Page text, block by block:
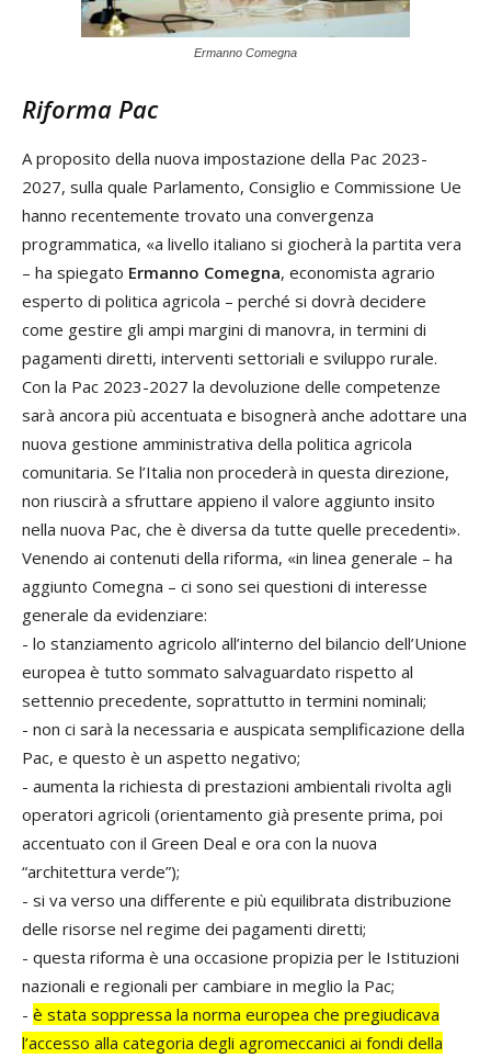
Ermanno Comegna
Riforma Pac
A proposito della nuova impostazione della Pac 2023-
2027, sulla quale Parlamento, Consiglio e Commissione Ue
hanno recentemente trovato una convergenza
programmatica, «a livello italiano si giocherà la partita vera
– ha spiegato Ermanno Comegna, economista agrario
esperto di politica agricola – perché si dovrà decidere
come gestire gli ampi margini di manovra, in termini di
pagamenti diretti, interventi settoriali e sviluppo rurale.
Con la Pac 2023-2027 la devoluzione delle competenze
sarà ancora più accentuata e bisognerà anche adottare una
nuova gestione amministrativa della politica agricola
comunitaria. Se l’Italia non procederà in questa direzione,
non riuscirà a sfruttare appieno il valore aggiunto insito
nella nuova Pac, che è diversa da tutte quelle precedenti».
Venendo ai contenuti della riforma, «in linea generale – ha
aggiunto Comegna – ci sono sei questioni di interesse
generale da evidenziare:
- lo stanziamento agricolo all’interno del bilancio dell’Unione
europea è tutto sommato salvaguardato rispetto al
settennio precedente, soprattutto in termini nominali;
- non ci sarà la necessaria e auspicata semplificazione della
Pac, e questo è un aspetto negativo;
- aumenta la richiesta di prestazioni ambientali rivolta agli
operatori agricoli (orientamento già presente prima, poi
accentuato con il Green Deal e ora con la nuova
“architettura verde”);
- si va verso una differente e più equilibrata distribuzione
delle risorse nel regime dei pagamenti diretti;
- questa riforma è una occasione propizia per le Istituzioni
nazionali e regionali per cambiare in meglio la Pac;
- è stata soppressa la norma europea che pregiudicava
l’accesso alla categoria degli agromeccanici ai fondi della